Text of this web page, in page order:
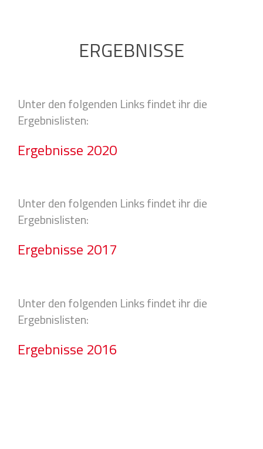
ERGEBNISSE
Unter den folgenden Links findet ihr die
Ergebnislisten:
Ergebnisse 2020
Unter den folgenden Links findet ihr die
Ergebnislisten:
Ergebnisse 2017
Unter den folgenden Links findet ihr die
Ergebnislisten:
Ergebnisse 2016